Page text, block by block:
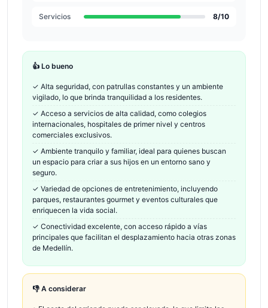
Servicios 8/10
👍 Lo bueno
✓ Alta seguridad, con patrullas constantes y un ambiente
vigilado, lo que brinda tranquilidad a los residentes.
✓ Acceso a servicios de alta calidad, como colegios
internacionales, hospitales de primer nivel y centros
comerciales exclusivos.
✓ Ambiente tranquilo y familiar, ideal para quienes buscan
un espacio para criar a sus hijos en un entorno sano y
seguro.
✓ Variedad de opciones de entretenimiento, incluyendo
parques, restaurantes gourmet y eventos culturales que
enriquecen la vida social.
✓ Conectividad excelente, con acceso rápido a vías
principales que facilitan el desplazamiento hacia otras zonas
de Medellín.
👎 A considerar